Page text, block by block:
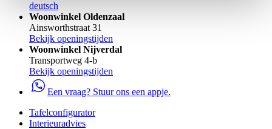
deutsch
Woonwinkel Oldenzaal
Ainsworthstraat 31
Bekijk openingstijden
Woonwinkel Nijverdal
Transportweg 4-b
Bekijk openingstijden
Een vraag? Stuur ons een appje.
Tafelconfigurator
Interieuradvies